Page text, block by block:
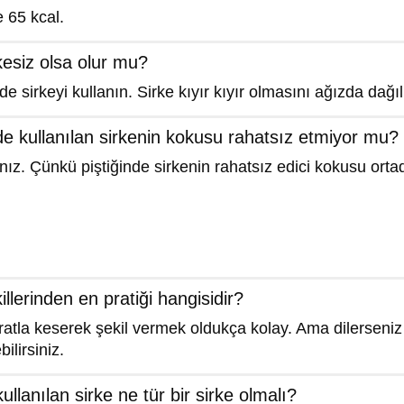
65 kcal.
olsa olur mu?
sirkeyi kullanın. Sirke kıyır kıyır olmasını ağızda
kullanılan sirkenin kokusu rahatsız etmiyor mu?
Çünkü piştiğinde sirkenin rahatsız edici kokusu
en pratiği hangisidir?
keserek şekil vermek oldukça kolay. Ama
sirke ne tür bir sirke olmalı?